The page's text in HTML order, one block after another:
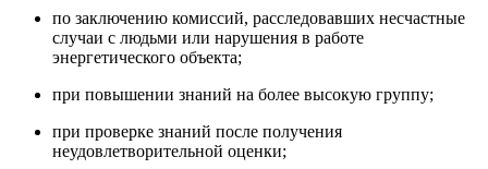
по заключению комиссий, расследовавших несчастные
случаи с людьми или нарушения в работе
энергетического объекта;
при повышении знаний на более высокую группу;
при проверке знаний после получения
неудовлетворительной оценки;